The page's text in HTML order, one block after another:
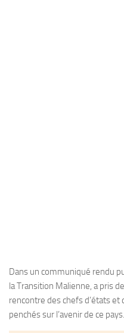
Dans un communiqué rendu
la Transition Malienne, a pris
rencontre des chefs d’états
penchés sur l’avenir de ce pays.